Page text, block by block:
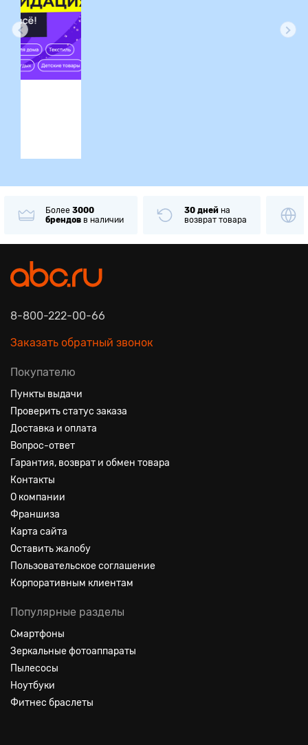
Более 3000
брендов в наличии
30 дней на
возврат товара
8-800-222-00-66
Заказать обратный звонок
Покупателю
Пункты выдачи
Проверить статус заказа
Доставка и оплата
Вопрос-ответ
Гарантия, возврат и обмен товара
Контакты
О компании
Франшиза
Карта сайта
Оставить жалобу
Пользовательское соглашение
Корпоративным клиентам
Популярные разделы
Смартфоны
Зеркальные фотоаппараты
Пылесосы
Ноутбуки
Фитнес браслеты